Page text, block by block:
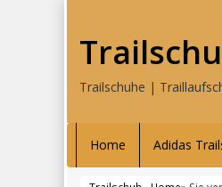
Trailschuhe |
Home Adidas